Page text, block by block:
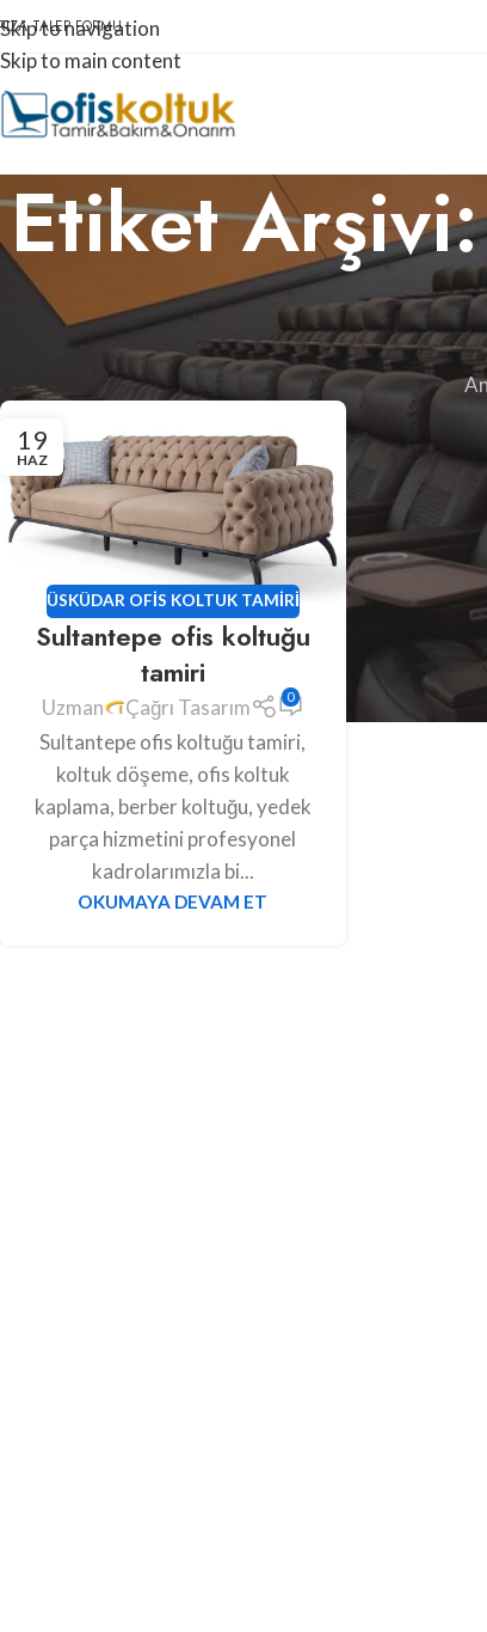
Skip to navigation
Skip to main content
TALEP FORMU
Etiket
19
HAZ
ÜSKÜDAR OFIS KOLTUK TAMIRI
Sultantepe ofis koltuğu
tamiri
Uzman Çağrı Tasarım 0
Sultantepe ofis koltuğu tamiri,
koltuk döşeme, ofis koltuk
kaplama, berber koltuğu, yedek
parça hizmetini profesyonel
kadrolarımızla bi...
OKUMAYA DEVAM ET